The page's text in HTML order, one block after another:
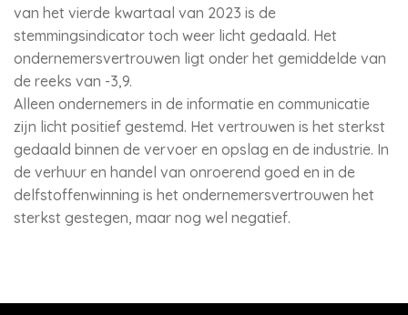
van het vierde kwartaal van 2023 is de
stemmingsindicator toch weer licht gedaald. Het
ondernemersvertrouwen ligt onder het gemiddelde van
de reeks van -3,9.
Alleen ondernemers in de informatie en communicatie
zijn licht positief gestemd. Het vertrouwen is het sterkst
gedaald binnen de vervoer en opslag en de industrie. In
de verhuur en handel van onroerend goed en in de
delfstoffenwinning is het ondernemersvertrouwen het
sterkst gestegen, maar nog wel negatief.